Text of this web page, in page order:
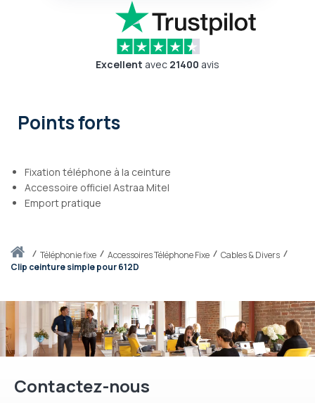
Accueiltéléphonie fixe Accessoires Téléphone Fixe
Cables & Divers
Clip ceinture simple pour 612D
Excellent avec 21400 avis
Points forts
Fixation téléphone à la ceinture
Accessoire officiel Astraa Mitel
Emport pratique
Contactez-nous